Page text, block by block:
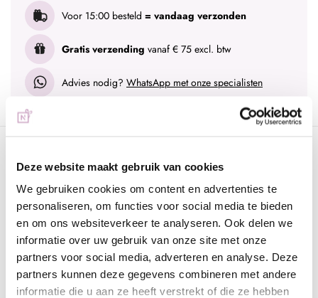
Deze website maakt gebruik van cookies
We gebruiken cookies om content en advertenties te
personaliseren, om functies voor social media te bieden
en om ons websiteverkeer te analyseren. Ook delen we
informatie over uw gebruik van onze site met onze
partners voor social media, adverteren en analyse. Deze
partners kunnen deze gegevens combineren met andere
informatie die u aan ze heeft verstrekt of die ze hebben
Voor 15:00 besteld = vandaag verzonden
Gratis verzending vanaf € 75 excl. btw
Advies nodig? WhatsApp met onze specialisten
Biodegradable Urban Nails Glitter. Deze is biologisch
afbreekbaar en helemaal gericht op de toekomst.
Niet alleen verantwoord voor het millieu maar de shimmer is
ook echt geweldig. Deze mix bevat diverse formaten glitters en
dat allemaal in 1 verpakking.